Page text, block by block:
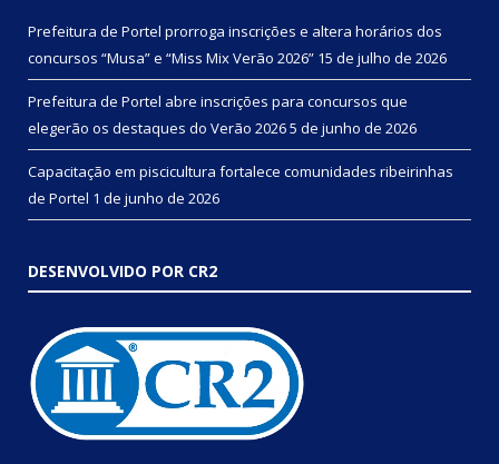
Prefeitura de Portel prorroga inscrições e altera horários dos
concursos “Musa” e “Miss Mix Verão 2026” 15 de julho de 2026
Prefeitura de Portel abre inscrições para concursos que
elegerão os destaques do Verão 20265 de junho de 2026
Capacitação em piscicultura fortalece comunidades ribeirinhas
de Portel 1 de junho de 2026
DESENVOLVIDO POR CR2